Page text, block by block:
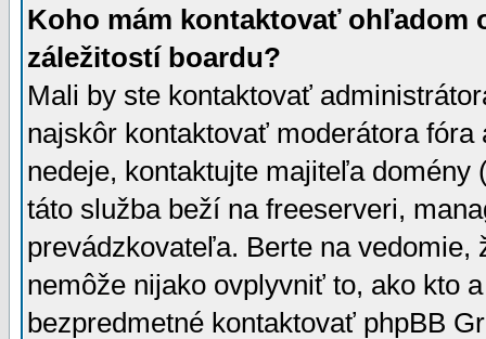
Koho mám kontaktovať ohľadom
záležitostí boardu?
Mali by ste kontaktovať
najskôr kontaktovať moderátora
nedeje, kontaktujte majiteľa
táto služba beží na freeserveri,
prevádzkovateľa. Berte na vedomie,
nemôže nijako ovplyvniť to, ako kto
bezpredmetné kontaktovať phpBB